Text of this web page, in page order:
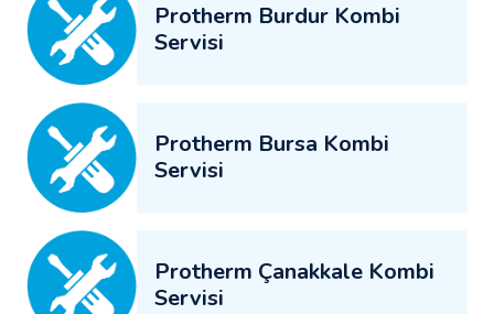
Protherm Burdur Kombi
Servisi
Protherm Bursa Kombi
Servisi
Protherm Çanakkale Kombi
Servisi